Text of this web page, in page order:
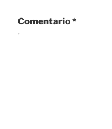
Comentario*